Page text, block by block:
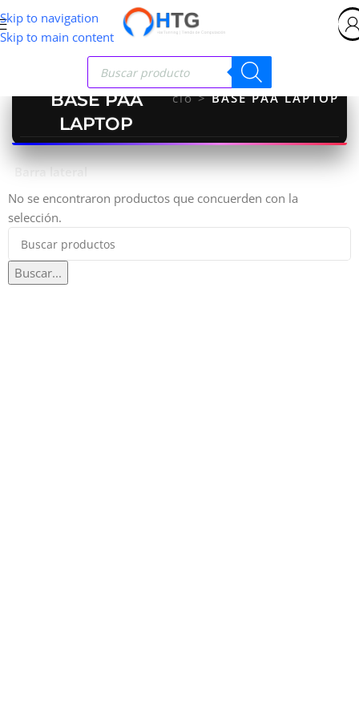
Skip to navigation
Skip to main content
BASE PAA
LAPTOP
Inicio>BASE PAA LAPTOP
Barra lateral
No se encontraron productos que concuerden con la
selección.
Buscar...